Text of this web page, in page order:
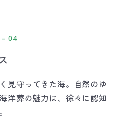
- 04
見守ってきた海。自然のゆ
洋葬の魅力は、徐々に認知